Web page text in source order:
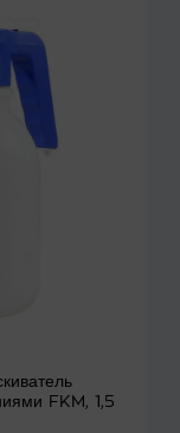
FKM, 1,5